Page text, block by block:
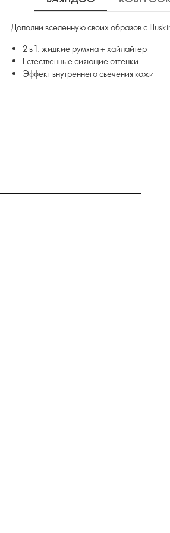
Дополни вселенную своих образов с
2 в 1: жидкие румяна + хайлайтер
Естественные сияющие оттенки
Эффект внутреннего свечения кожи